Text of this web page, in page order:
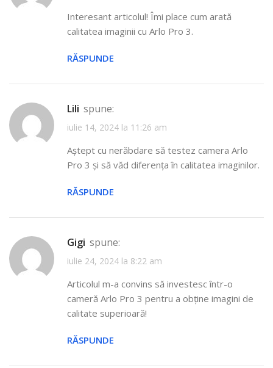
Interesant articolul! Îmi place cum arată
calitatea imaginii cu Arlo Pro 3.
RĂSPUNDE
Lili spune:
iulie 14, 2024 la 11:26 am
Aștept cu nerăbdare să testez camera Arlo
Pro 3 și să văd diferența în calitatea imaginilor.
RĂSPUNDE
Gigi spune:
iulie 24, 2024 la 8:22 am
Articolul m-a convins să investesc într-o
cameră Arlo Pro 3 pentru a obține imagini de
calitate superioară!
RĂSPUNDE